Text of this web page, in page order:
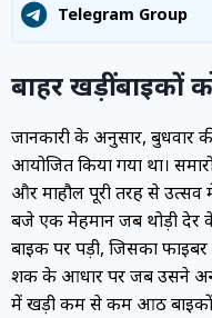
Telegram Group
बाहर खड़ीं बाइकों
जानकारी के अनुसार, बुधवार
आयोजित किया गया था।
और माहौल पूरी तरह से उत्सव
बजे एक मेहमान जब थोड़ी देर
बाइक पर पड़ी, जिसका
शक के आधार पर जब उसने अन्य
में खड़ी कम से कम आठ बाइकों